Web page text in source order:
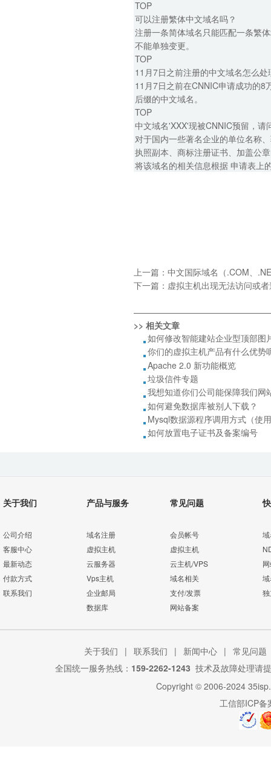
TOP
可以注册繁体中文域名吗？
注册一条简体域名只能匹配一条繁
不能单独变更。
TOP
11月7日之前注册的中文域名怎么处
11月7日之前在CNNIC申请成功的8
后缀的中文域名。
TOP
中文域名'XXX'现被CNNIC预留，请
对于国内一些著名企业的单位名称
执照副本、商标注册证书、加盖公
将该域名的相关信息根据 申请表上
上一篇： 中文国际域名（.COM、
下一篇： 虚拟主机出现无法访问或
>> 相关文章
如何修改智能建站企业型顶部图
你们的虚拟主机产品有什么优势
Apache 2.0 新功能概览
垃圾信件专题
我想知道你们公司能保障我们网
如何避免数据库被别人下载？
Mysql数据源程序调用方式（使
如何放置电子证书及备案编号
关于我们
公司介绍
客服中心
最新动态
付款方式
联系我们
产品与服务
域名注册
虚拟主机
云服务器
Vps主机
企业邮局
数据库
常见问题
会员帐号
虚拟主机
云主机/VPS
域名相关
支付/发票
网站备案
关于我们 | 联系我们 | 新闻中心 | 常见问题
全国统一服务热线： 159-2262-1243 技术及故障处理请
Copyright © 2006-2024
工信部ICP备